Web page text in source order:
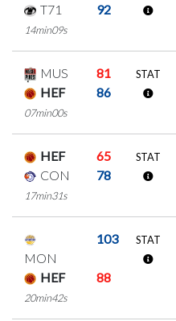
T71
92
14min09s
MUS
81
HEF
86
07min00s
STAT
HEF
65
CON
78
17min31s
STAT
MON
103
HEF 88
20min42s
STAT